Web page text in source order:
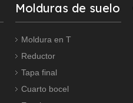
Molduras de suelo
Moldura en T
Reductor
Tapa final
Cuarto bocel